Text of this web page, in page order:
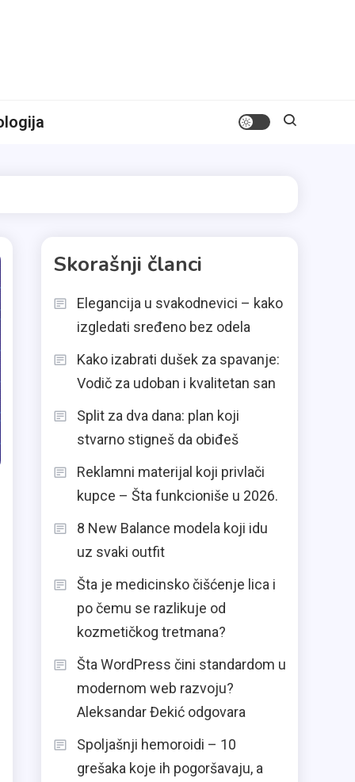
Skorašnji članci
Elegancija u svakodnevici – kako
izgledati sređeno bez odela
Kako izabrati dušek za spavanje:
Vodič za udoban i kvalitetan san
Split za dva dana: plan koji
stvarno stigneš da obiđeš
Reklamni materijal koji privlači
kupce – Šta funkcioniše u 2026.
8 New Balance modela koji idu
uz svaki outfit
Šta je medicinsko čišćenje lica i
po čemu se razlikuje od
kozmetičkog tretmana?
Šta WordPress čini standardom u
modernom web razvoju?
Aleksandar Đekić odgovara
Spoljašnji hemoroidi – 10
grešaka koje ih pogoršavaju, a